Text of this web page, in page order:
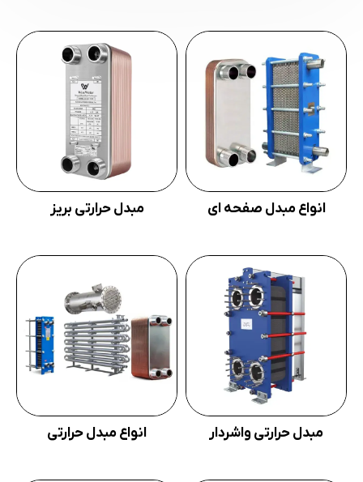
انواع مبدل صفحه ای مبدل حرارتی بریز
مبدل حرارتی واشردار انواع مبدل حرارتی